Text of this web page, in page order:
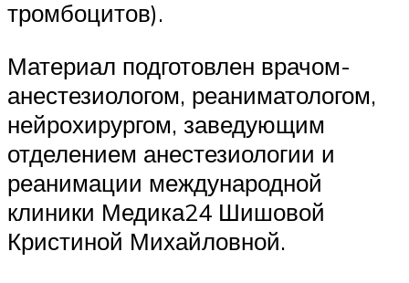
тромбоцитов).
Материал подготовлен врачом-
анестезиологом, реаниматологом,
нейрохирургом, заведующим
отделением анестезиологии и
реанимации международной
клиники Медика24 Шишовой
Кристиной Михайловной.